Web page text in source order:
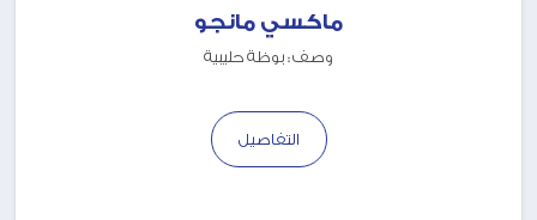
ماكسي مانجو
وصف : بوظة حليبية
التفاصيل